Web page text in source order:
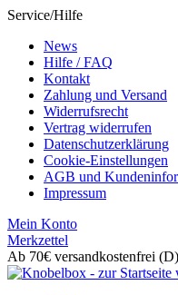
Service/Hilfe
News
Hilfe / FAQ
Kontakt
Zahlung und Versand
Widerrufsrecht
Vertrag widerrufen
Datenschutzerklärung
Cookie-Einstellungen
AGB und
Impressum
Mein Konto
Merkzettel
Ab 70€ versandkostenfrei (D)